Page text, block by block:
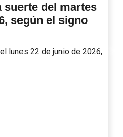
suerte del martes
según el signo